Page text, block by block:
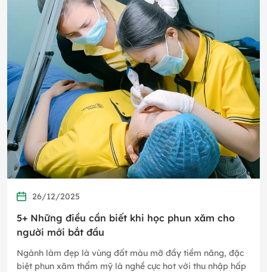
26/12/2025
5+ Những điều cần biết khi học phun xăm cho
người mới bắt đầu
Ngành làm đẹp là vùng đất màu mỡ đầy tiềm năng, đặc
biệt phun xăm thẩm mỹ là nghề cực hot với thu nhập hấp